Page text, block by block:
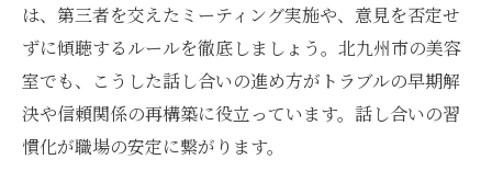
美容室で失客防止に役立つ対応方法
小倉の美容室で差が出る雰囲気改善のコツ
美容室の店内コミュニケーション活性化法
美容室の雰囲気と顧客満足度の深い関係
は、第三者を交えたミーティング実施や、意見を否定せ
ずに傾聴するルールを徹底しましょう。北九州市の美容
室でも、こうした話し合いの進め方がトラブルの早期解
決や信頼関係の再構築に役立っています。話し合いの習
慣化が職場の安定に繋がります。